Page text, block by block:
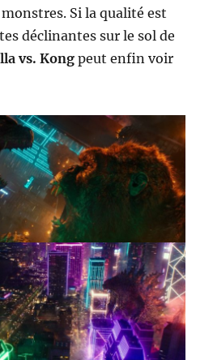
Si la qualité est
déclinantes sur le sol de
vs. Kongpeut enfin voir